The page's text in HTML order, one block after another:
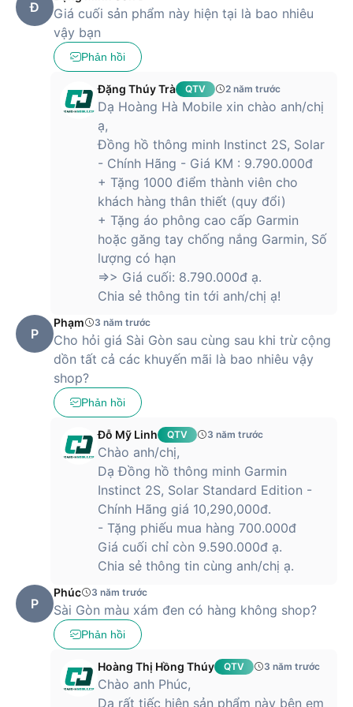
tích giấc ngủ chuyên sâu,....
Hơn thế nữa, Instinct 2S, Solar Standard Edition còn trang bị
nhiều tính năng bổ trợ cho việc tập luyện như đạp xe bơi lội
hay chạy bộ,... Đặc biệt chiếc đồng hồ này còn cung cấp cho
người dùng tính năng phân tích quá trình tập luyện trong
vòng 7 ngày, từ đó chúng ta theo dõi và quan sát và đưa ra
hình thức tập luyện phù hợp cho những tuần tiếp theo.
Đặc biệt, chiếc đồng hồ này còn giúp đo sức khỏe thể chất
cho người dùng biết được tình trạng sức khỏe của mình và
điều chỉnh lối sống, lên kế hoạch cải thiện sức khỏe tốt hơn.
Mua đồng hồ thông minh Instinct 2S, Solar Standard Edition
chính hãng tại Hoàng Hà Mobile để nhận được mức giá tốt
Đ
Giá cuối sản phẩm này hiện tại là bao nhiêu
vậy bạn
Phản hồi
Đặng Thúy Trà QTV 2 năm trước
Dạ Hoàng Hà Mobile xin chào anh/chị
ạ,
Đồng hồ thông minh Instinct 2S, Solar
- Chính Hãng - Giá KM : 9.790.000đ
+ Tặng 1000 điểm thành viên cho
khách hàng thân thiết (quy đổi)
+ Tặng áo phông cao cấp Garmin
hoặc găng tay chống nắng Garmin, Số
lượng có hạn
=>> Giá cuối: 8.790.000đ ạ.
Chia sẻ thông tin tới anh/chị ạ!
P
Phạm 3 năm trước
Cho hỏi giá Sài Gòn sau cùng sau khi trừ cộng
dồn tất cả các khuyến mãi là bao nhiêu vậy
shop?
Phản hồi
Đỗ Mỹ Linh QTV 3 năm trước
Chào anh/chị,
Dạ Đồng hồ thông minh Garmin
Instinct 2S, Solar Standard Edition -
Chính Hãng giá 10,290,000đ.
- Tặng phiếu mua hàng 700.000đ
Giá cuối chỉ còn 9.590.000đ ạ.
Chia sẻ thông tin cùng anh/chị ạ.
P
Phúc 3 năm trước
Sài Gòn màu xám đen có hàng không shop?
Phản hồi
Hoàng Thị Hồng Thúy QTV 3 năm trước
Chào anh Phúc,
Dạ rất tiếc hiện sản phẩm này bên em